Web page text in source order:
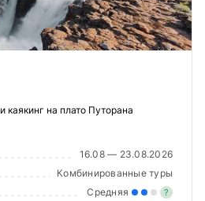
каякинг на плато Путорана
16.08 — 23.08.2026
Комбинированные туры
Средняя ?